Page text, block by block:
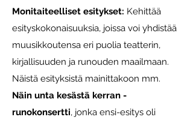
Monitaiteelliset esitykset: Kehittää
esityskokonaisuuksia, joissa voi yhdistää
muusikkoutensa eri puolia teatterin,
kirjallisuuden ja runouden maailmaan.
Näistä esityksistä mainittakoon mm.
Näin unta kesästä kerran -
runokonsertti, jonka ensi-esitys oli